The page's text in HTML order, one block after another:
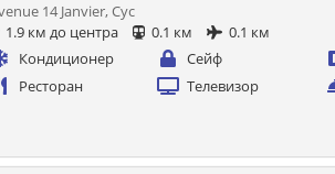
14 Janvier, Сус
1.9 км до центра
0.1 км
0.1 км
Кондиционер
Сейф
Ресторан
Телевизор